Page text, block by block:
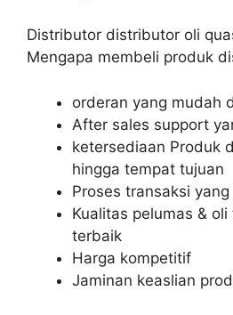
Distributor distributor oli
Mengapa membeli produk
orderan yang mudah
After sales support
ketersediaan Produk
hingga tempat tujuan
Proses transaksi
Kualitas pelumas &
terbaik
Harga kompetitif
Jaminan keaslian